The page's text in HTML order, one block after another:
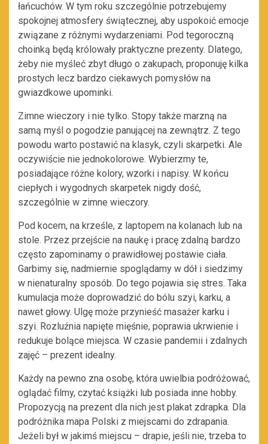
łańcuchów. W tym roku szczególnie potrzebujemy
spokojnej atmosfery świątecznej, aby uspokoić emocje
związane z różnymi wydarzeniami. Pod tegoroczną
choinką będą królowały praktyczne prezenty. Dlatego,
żeby nie myśleć zbyt długo o zakupach, proponuję kilka
prostych lecz bardzo ciekawych pomysłów na
gwiazdkowe upominki.
Zimne wieczory i nie tylko. Stopy także marzną na
samą myśl o pogodzie panującej na zewnątrz. Z tego
powodu warto postawić na klasyk, czyli skarpetki. Ale
oczywiście nie jednokolorowe. Wybierzmy te,
posiadające różne kolory, wzorki i napisy. W końcu
ciepłych i wygodnych skarpetek nigdy dość,
szczególnie w zimne wieczory.
Pod kocem, na krześle, z laptopem na kolanach lub na
stole. Przez przejście na naukę i pracę zdalną bardzo
często zapominamy o prawidłowej postawie ciała.
Garbimy się, nadmiernie spoglądamy w dół i siedzimy
w nienaturalny sposób. Do tego pojawia się stres. Taka
kumulacja może doprowadzić do bólu szyi, karku, a
nawet głowy. Ulgę może przynieść masażer karku i
szyi. Rozluźnia napięte mięśnie, poprawia ukrwienie i
redukuje bolące miejsca. W czasie pandemii i zdalnych
zajęć – prezent idealny.
Każdy na pewno zna osobę, która uwielbia podróżować,
oglądać filmy, czytać książki lub posiada inne hobby.
Propozycją na prezent dla nich jest plakat zdrapka. Dla
podróżnika mapa Polski z miejscami do zdrapania.
Jeżeli był w jakimś miejscu – drapie, jeśli nie, trzeba to